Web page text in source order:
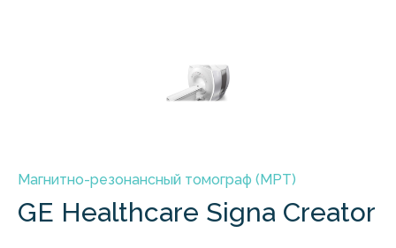
Магнитно-резонансный томограф (МРТ)
GE Healthcare Signa Creator